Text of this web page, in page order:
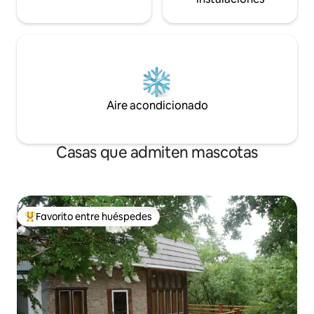
Aire acondicionado
Casas que admiten mascotas
De los mejores en Favorito entre huéspedes
Favorito entre huéspedes